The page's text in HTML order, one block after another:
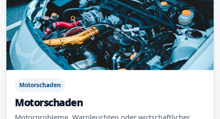
Motorschaden
Motorschaden
Motorprobleme, Warnleuchten oder wirtschaftlicher